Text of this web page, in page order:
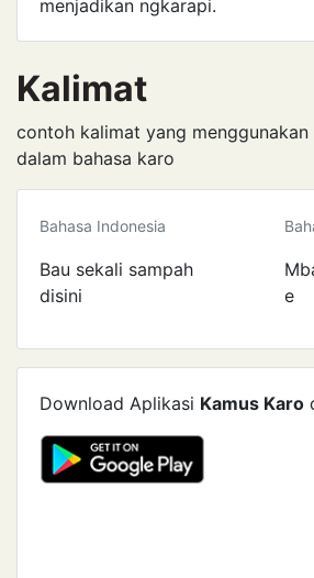
menjadikan ngkarapi.
Kalimat
contoh kalimat yang menggunakan
dalam bahasa karo
Bahasa Indonesia
Bau sekali sampah
disini
e
Download Aplikasi Kamus Karo